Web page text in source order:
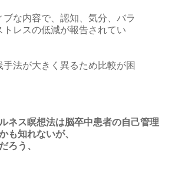
ブな内容で、認知、気分、バラ
トレスの低減が報告されてい
手法が大きく異るため比較が困
ネス瞑想法は脳卒中患者の自己管理
も知れないが、
ろう、